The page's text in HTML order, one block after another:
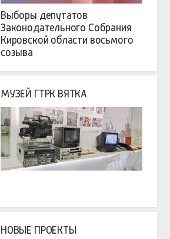
Выборы депутатов
Законодательного Собрания
Кировской области восьмого
созыва
МУЗЕЙ ГТРК ВЯТКА
НОВЫЕ ПРОЕКТЫ